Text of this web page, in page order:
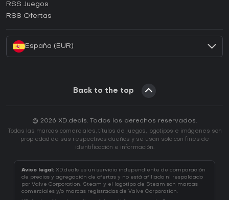
¿Cómo activar una CD Key de EA App?
RSS Juegos
RSS Ofertas
España (EUR)
Back to the top
© 2026 XD.deals. Todos los derechos reservados.
Todas las marcas comerciales, títulos de juegos, logotipos e imágenes son
propiedad de sus respectivos dueños y se usan solo con fines de
identificación e información.
Aviso legal: XD.deals es un servicio independiente de comparación
de precios y agregación de ofertas y no está afiliado ni respaldado
por Valve Corporation. Steam y el logotipo de Steam son marcas
comerciales y/o marcas registradas de Valve Corporation.